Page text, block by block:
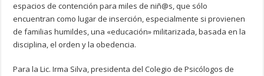
espacios de contención para miles de niñ@s, que sólo
encuentran como lugar de inserción, especialmente si provienen
de familias humildes, una «educación» militarizada, basada en la
disciplina, el orden y la obedencia.
Para la Lic. Irma Silva, presidenta del Colegio de Psicólogos de